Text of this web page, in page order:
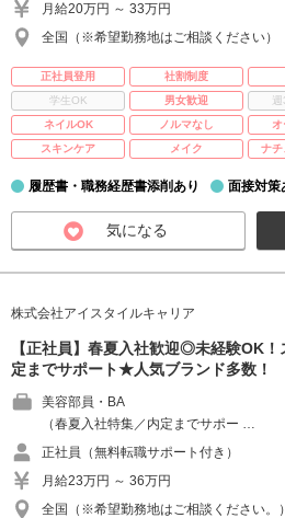
月給20万円 ～ 33万円
全国（※希望勤務地はご相談ください）
正社員登用 社割制度
学生OK
男女歓迎
ネイルOK
ノルマなし
スキンケア
メイク ナチ
履歴書・職務経歴書添削あり 面接対策
気になる
株式会社アイスタイルキャリア
【正社員】春夏入社歓迎◎未経験OK
定までサポート★人気ブランド多数！
美容部員・BA
（春夏入社特集／内定までサポー …
正社員（無料転職サポート付き）
月給23万円 ～ 36万円
全国（※希望勤務地はご相談ください。）